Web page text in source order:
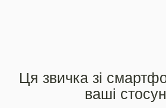
Ця звичка зі
ваші